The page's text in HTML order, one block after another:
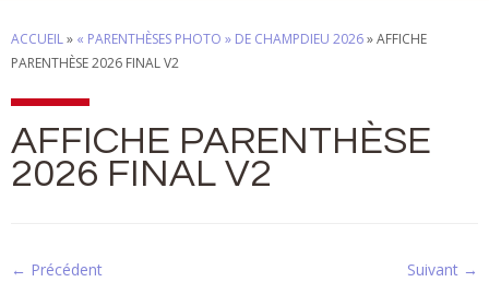
ACCUEIL» « PARENTHÈSES PHOTO » DE CHAMPDIEU 2026»AFFICHE
PARENTHÈSE 2026 FINAL V2
AFFICHE PARENTHÈSE
2026 FINAL V2
← Précédent Suivant →